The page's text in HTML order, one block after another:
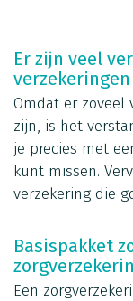
Er zijn veel
verzekeringen
Omdat er zoveel
zijn, is het
je precies met
kunt missen.
verzekering die
Basispakket
Een